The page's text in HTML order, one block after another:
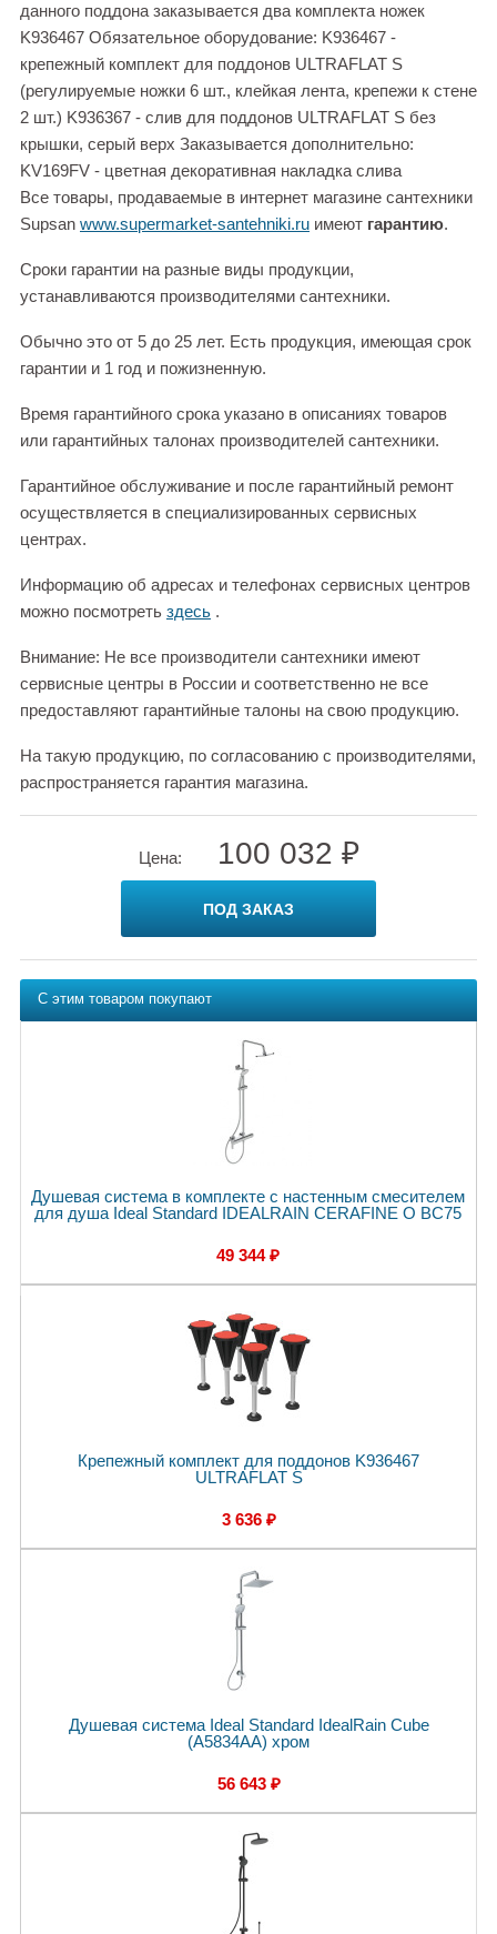
данного поддона заказывается два комплекта ножек
K936467 Обязательное оборудование: K936467 -
крепежный комплект для поддонов ULTRAFLAT S
(регулируемые ножки 6 шт., клейкая лента, крепежи к стене
2 шт.) K936367 - слив для поддонов ULTRAFLAT S без
крышки, серый верх Заказывается дополнительно:
KV169FV - цветная декоративная накладка слива
Все товары, продаваемые в интернет магазине сантехники
Supsan www.supermarket-santehniki.ru имеют гарантию.
Сроки гарантии на разные виды продукции,
устанавливаются производителями сантехники.
Обычно это от 5 до 25 лет. Есть продукция, имеющая срок
гарантии и 1 год и пожизненную.
Время гарантийного срока указано в описаниях товаров
или гарантийных талонах производителей сантехники.
Гарантийное обслуживание и после гарантийный ремонт
осуществляется в специализированных сервисных
центрах.
Информацию об адресах и телефонах сервисных центров
можно посмотреть здесь .
Внимание: Не все производители сантехники имеют
сервисные центры в России и соответственно не все
предоставляют гарантийные талоны на свою продукцию.
На такую продукцию, по согласованию с производителями,
распространяется гарантия магазина.
Цена: 100 032 ₽
ПОД ЗАКАЗ
С этим товаром покупают
Душевая система в комплекте с настенным смесителем
для душа Ideal Standard IDEALRAIN CERAFINE O BC75
49 344 ₽
Крепежный комплект для поддонов K936467
ULTRAFLAT S
3 636 ₽
Душевая система Ideal Standard IdealRain Cube
(A5834AA) хром
56 643 ₽